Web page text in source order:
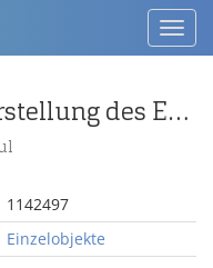
Reliefplatte mit der Darstellung des Einzugs von Christus in Jerusalem
1142497
Einzelobjekte